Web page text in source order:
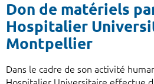
Don de matériels
Hospitalier
Montpellier
Dans le cadre de son activité